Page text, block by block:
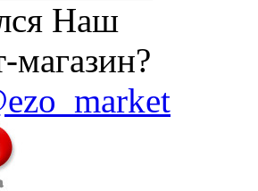
Наш
магазин?